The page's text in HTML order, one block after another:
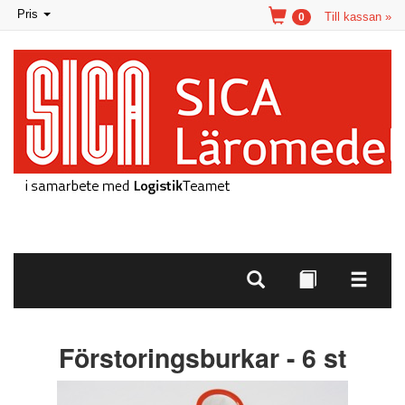
Toggle
navigation
Pris Till kassan »
0
Förstoringsburkar - 6 st